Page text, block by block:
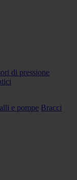
di pressione
e pompe Bracci